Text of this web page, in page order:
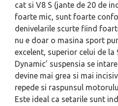
cat si V8 S (jante de 20 de
foarte mic, sunt foarte
denivelarile scurte fiind
nu e doar o masina sport
excelent, superior celui de la
Dynamic’ suspensia se
devine mai grea si mai
repede si raspunsul
Este ideal ca setarile sunt